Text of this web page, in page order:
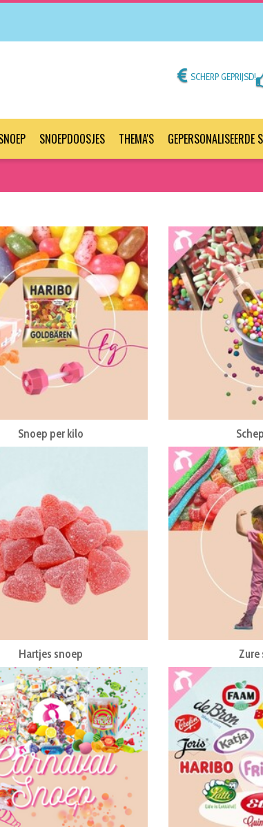
SCHERP GEPRIJSD!
SNOEPDOOSJES THEMA'S GEPERSONALISEERDE
Snoep per kilo
Hartjes snoep Zure